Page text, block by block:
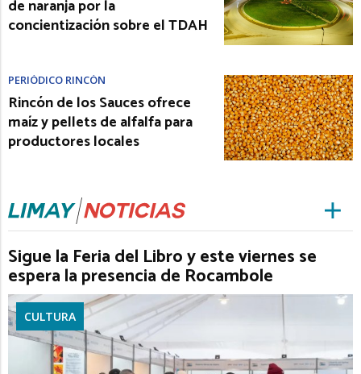
de naranja por la
concientización sobre el TDAH
PERIÓDICO RINCÓN
Rincón de los Sauces ofrece
maíz y pellets de alfalfa para
productores locales
Sigue la Feria del Libro y este viernes se
espera la presencia de Rocambole
CULTURA